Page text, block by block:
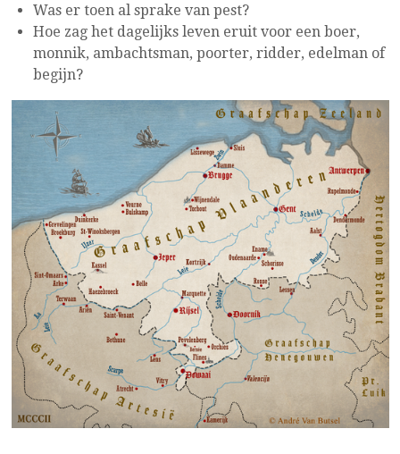
Was er toen al sprake van pest?
Hoe zag het dagelijks leven eruit voor een boer,
monnik, ambachtsman, poorter, ridder, edelman of
begijn?